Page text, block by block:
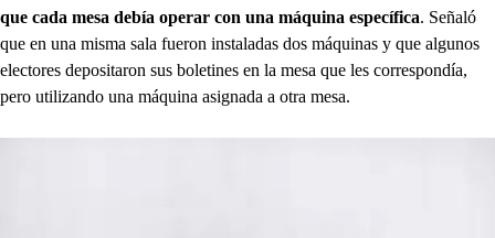
que cada mesa debía operar con una máquina específica. Señaló
que en una misma sala fueron instaladas dos máquinas y que algunos
electores depositaron sus boletines en la mesa que les correspondía,
pero utilizando una máquina asignada a otra mesa.